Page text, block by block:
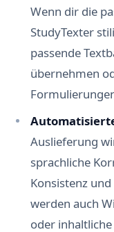
Wenn dir die
StudyTexter
passende
übernehmen
Auslieferung
sprachliche
Konsistenz
werden auch
oder